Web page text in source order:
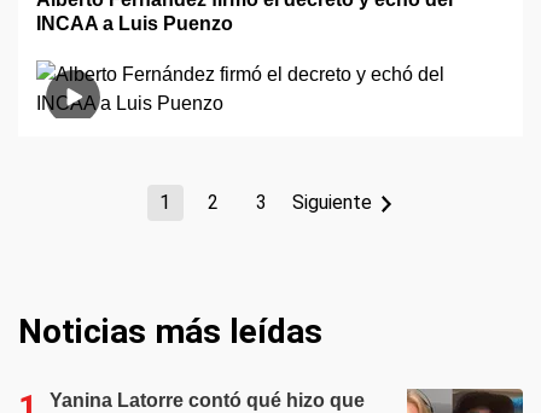
INCAA a Luis Puenzo
1 2 3 Siguiente
Noticias más leídas
Yanina Latorre contó qué hizo que